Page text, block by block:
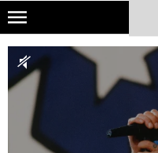
Skip
main
content
NATIONAL GEOGRAPHIC
TRAVELER
PODCASTY